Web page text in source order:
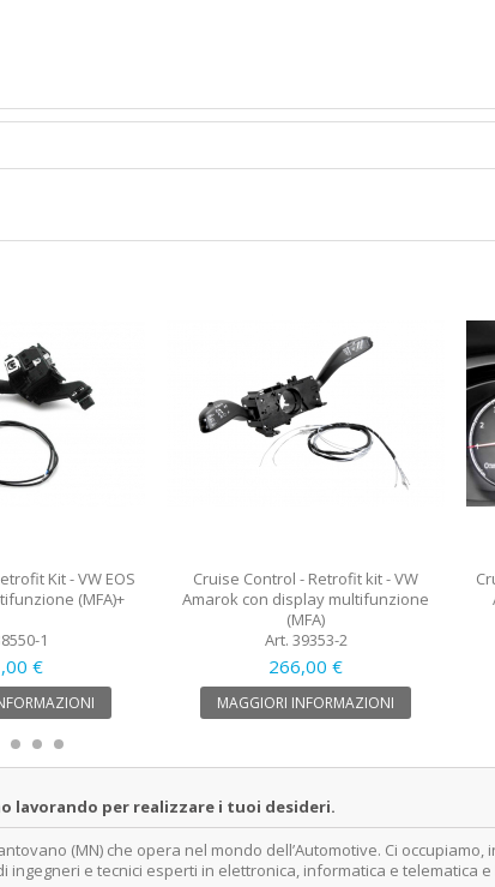
Kit - VW EOS
(MFA)+
1
€
Cruise Control - Retrofit kit - VW
Amarok con display multifunzione
(MFA)
Art. 39353-2
266,00 €
MAGGIORI INFORMAZIONI
lavorando per realizzare i tuoi desideri.
(MN) che opera nel mondo dell’Automotive. Ci occupiamo,
ingegneri e tecnici esperti in elettronica, informatica e telematica